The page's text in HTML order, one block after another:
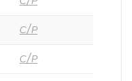
С/Р
С/Р